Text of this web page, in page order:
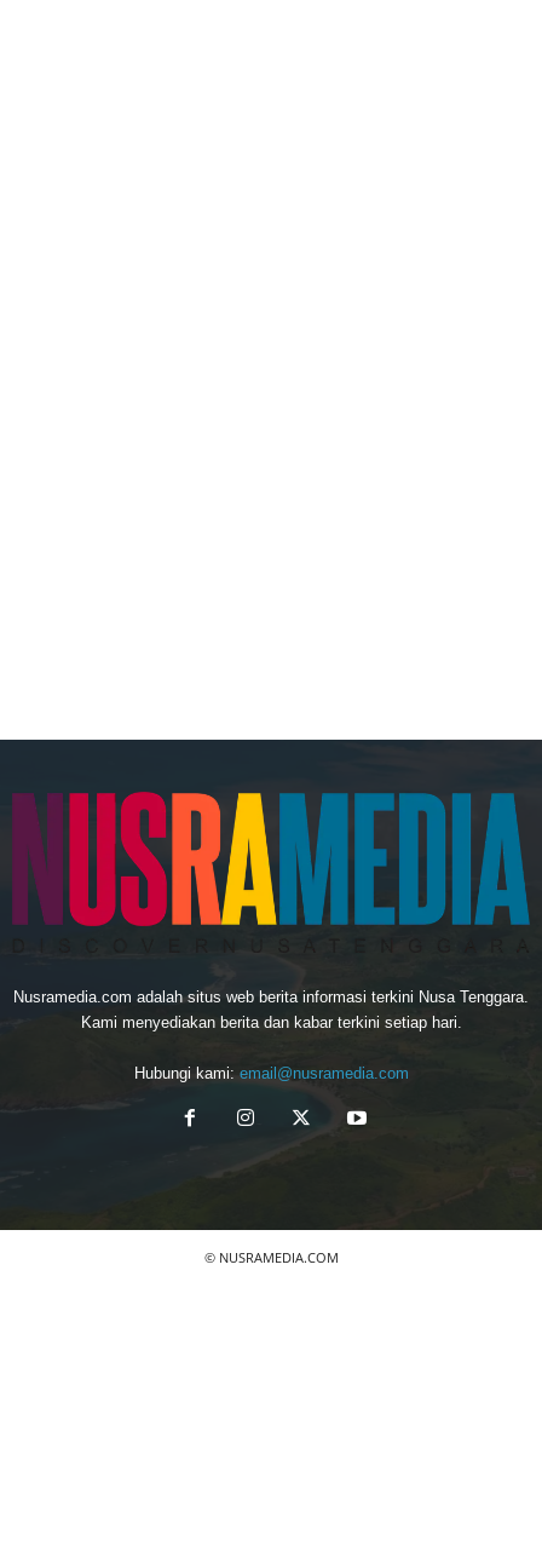
Nusramedia.com adalah situs web berita informasi terkini Nusa Tenggara.
Kami menyediakan berita dan kabar terkini setiap hari.
Hubungi kami: email@nusramedia.com
© NUSRAMEDIA.COM